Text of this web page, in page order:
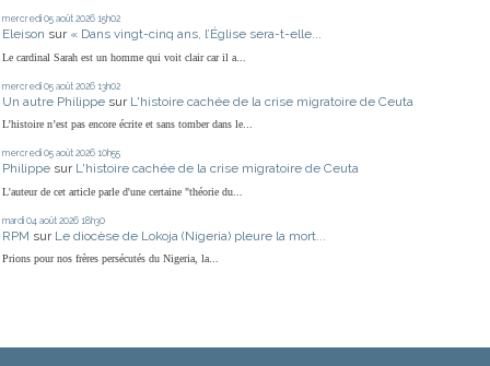
mercredi 05 août 2026 15h02
Eleison sur « Dans vingt-cinq ans, l’Église sera-t-elle...
Le cardinal Sarah est un homme qui voit clair car il a...
mercredi 05 août 2026 13h02
Un autre Philippe sur L'histoire cachée de la crise migratoire de Ceuta
L’histoire n’est pas encore écrite et sans tomber dans le...
mercredi 05 août 2026 10h55
Philippe sur L'histoire cachée de la crise migratoire de Ceuta
L'auteur de cet article parle d'une certaine "théorie du...
mardi 04 août 2026 18h30
RPM sur Le diocèse de Lokoja (Nigeria) pleure la mort...
Prions pour nos frères persécutés du Nigeria, la...